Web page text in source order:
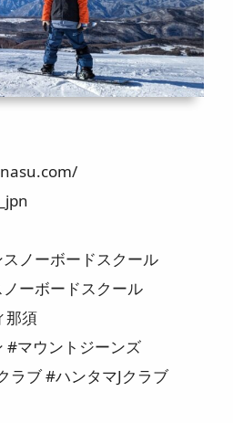
ノーボードスクール
ーボードスクール
那須
#マウントジーンズ
ラブ #ハンタマJクラブ